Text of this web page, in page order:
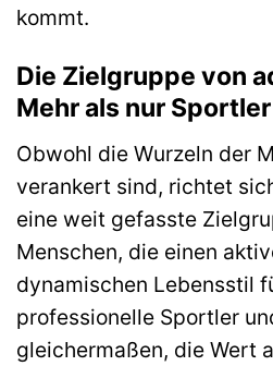
kommt.
Die Zielgruppe von
Mehr als nur Sportler
Obwohl die Wurzeln der
verankert sind, richtet
eine weit gefasste
Menschen, die einen
dynamischen Lebensstil
professionelle Sportler
gleichermaßen, die Wert